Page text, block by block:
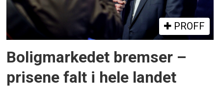
PROFF
Boligmarkedet bremser –
prisene falt i hele landet